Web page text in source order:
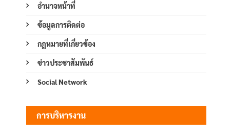
อำนาจหน้าที่
ข้อมูลการติดต่อ
กฎหมายที่เกี่ยวข้อง
ข่าวประชาสัมพันธ์
Social Network
การบริหารงาน